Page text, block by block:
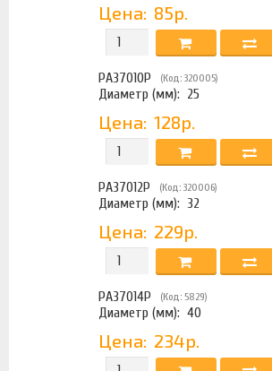
Цена: 85р.
PA37010P (Код: 320005)
Диаметр (мм): 25
Цена: 128р.
PA37012P (Код: 320006)
Диаметр (мм): 32
Цена: 229р.
PA37014P (Код: 5829)
Диаметр (мм): 40
Цена: 234р.